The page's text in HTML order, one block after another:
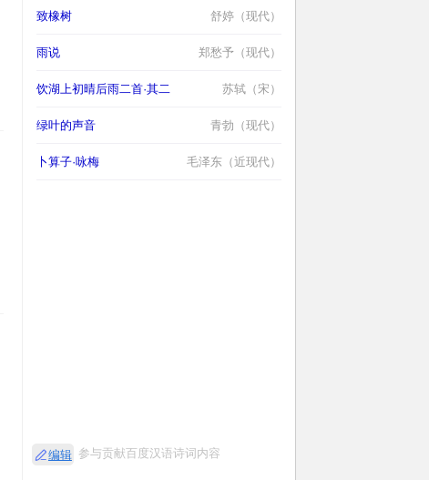
致橡树 舒婷（现代）
雨说 郑愁予（现代）
饮湖上初晴后雨二首·其二 苏轼（宋）
绿叶的声音 青勃（现代）
卜算子·咏梅 毛泽东（近现代）
编辑 参与贡献百度汉语诗词内容